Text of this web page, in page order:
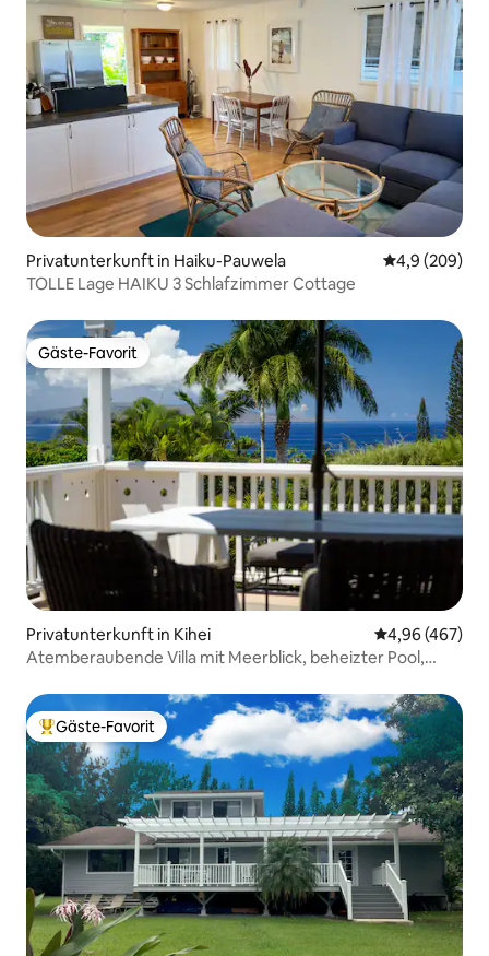
Privatunterkunft in Haiku-Pauwela
4,9 (209)
TOLLE Lage HAIKU 3 Schlafzimmer Cottage
Gäste-Favorit
Gäste-Favorit
Privatunterkunft in Kihei
4,96 (467)
Atemberaubende Villa mit Meerblick, beheizter Pool,
Beliebter Gäste-Favorit.
Gäste-Favorit